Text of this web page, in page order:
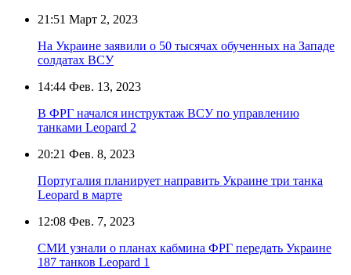
21:51 Март 2, 2023
На Украине заявили о 50 тысячах обученных на Западе
солдатах ВСУ
14:44 Фев. 13, 2023
В ФРГ начался инструктаж ВСУ по управлению
танками Leopard 2
20:21 Фев. 8, 2023
Португалия планирует направить Украине три танка
Leopard в марте
12:08 Фев. 7, 2023
СМИ узнали о планах кабмина ФРГ передать Украине
187 танков Leopard 1